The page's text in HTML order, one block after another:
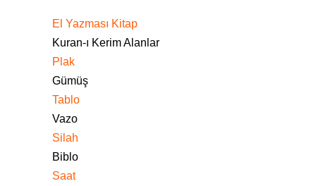
El Yazması Kitap
Kuran-ı Kerim Alanlar
Plak
Gümüş
Tablo
Vazo
Silah
Biblo
Saat